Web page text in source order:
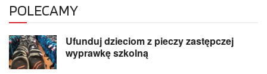
POLECAMY
Ufunduj dzieciom z pieczy zastępczej
wyprawkę szkolną